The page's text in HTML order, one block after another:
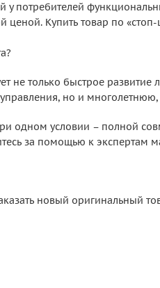
у потребителей
ценой. Купить товар по
не только быстрое
но и
одном условии – полной
за помощью к экспертам
новый оригинальный